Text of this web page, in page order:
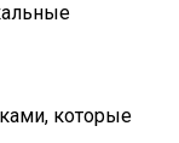
которые